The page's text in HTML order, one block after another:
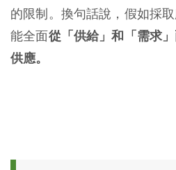
的限制。換句話說，假如採
能全面從「供給」和「需求
供應。